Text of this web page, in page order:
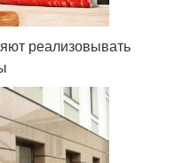
реализовывать